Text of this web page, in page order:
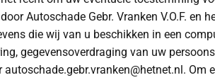
Autoschade Gebr. Vranken V.O.F. en
die wij van u beschikken in een
gegevensoverdraging van uw
Om